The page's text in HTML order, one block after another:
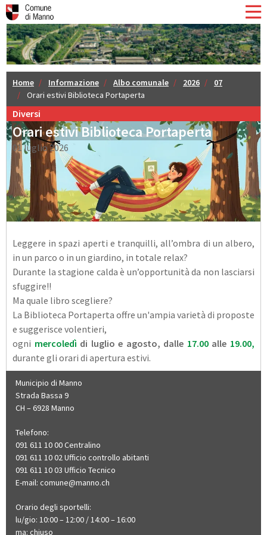
Home Informazione Albo comunale 2026
07
Orari estivi Biblioteca Portaperta
Diversi
Orari estivi Biblioteca Portaperta
01 luglio 2026
Leggere in spazi aperti e tranquilli, all’ombra di un albero,
in un parco o in un giardino, in totale relax?
Durante la stagione calda è un’opportunità da non lasciarsi
sfuggire!!
Ma quale libro scegliere?
La Biblioteca Portaperta offre un'ampia varietà di proposte
e suggerisce volentieri,
ogni mercoledì di luglio e agosto, dalle 17.00 alle 19.00,
durante gli orari di apertura estivi.
Municipio di Manno
Strada Bassa 9
CH – 6928 Manno
Telefono:
091 611 10 00 Centralino
091 611 10 02 Ufficio controllo abitanti
091 611 10 03 Ufficio Tecnico
E-mail: comune@manno.ch​​​​
Orario degli sportelli:
lu/gio: 10:00 – 12:00 / 14:00 – 16:00
ma: chiuso